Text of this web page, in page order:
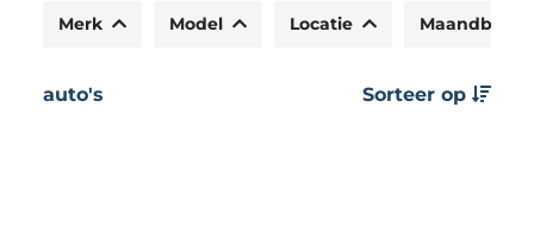
Merk Model Locatie
auto's Sorteer op